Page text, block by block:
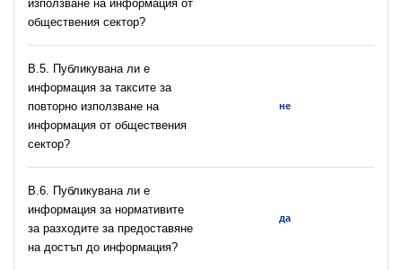
използване на информация от
обществения сектор?
В.5. Публикувана ли е
информация за таксите за
повторно използване на
информация от обществения
сектор?
не
В.6. Публикувана ли е
информация за нормативите
за разходите за предоставяне
на достъп до информация?
да